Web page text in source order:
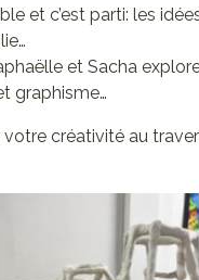
et c’est parti: les
et Sacha
graphisme…
créativité au